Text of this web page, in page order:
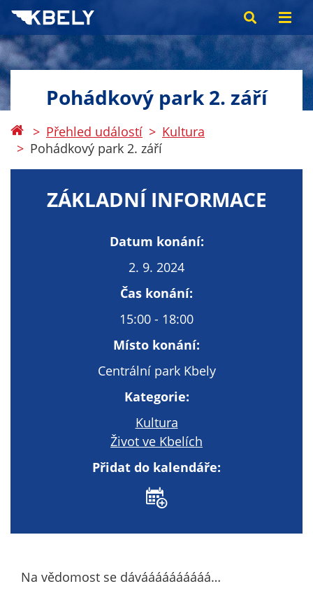
Pohádkový park 2. září
Přehled událostí
Kultura
Pohádkový park 2. září
ZÁKLADNÍ INFORMACE
Datum konání:
2. 9. 2024
Čas konání:
15:00 - 18:00
Místo konání:
Centrální park Kbely
Kategorie:
Kultura
Život ve Kbelích
Přidat do kalendáře:
Na vědomost se dáváááááááááá…
Technické
Technické
cookies jsou
nezbytné pro
správné
webu a všech
funkcí, které
nabízí.
technických
tohoto důvodu